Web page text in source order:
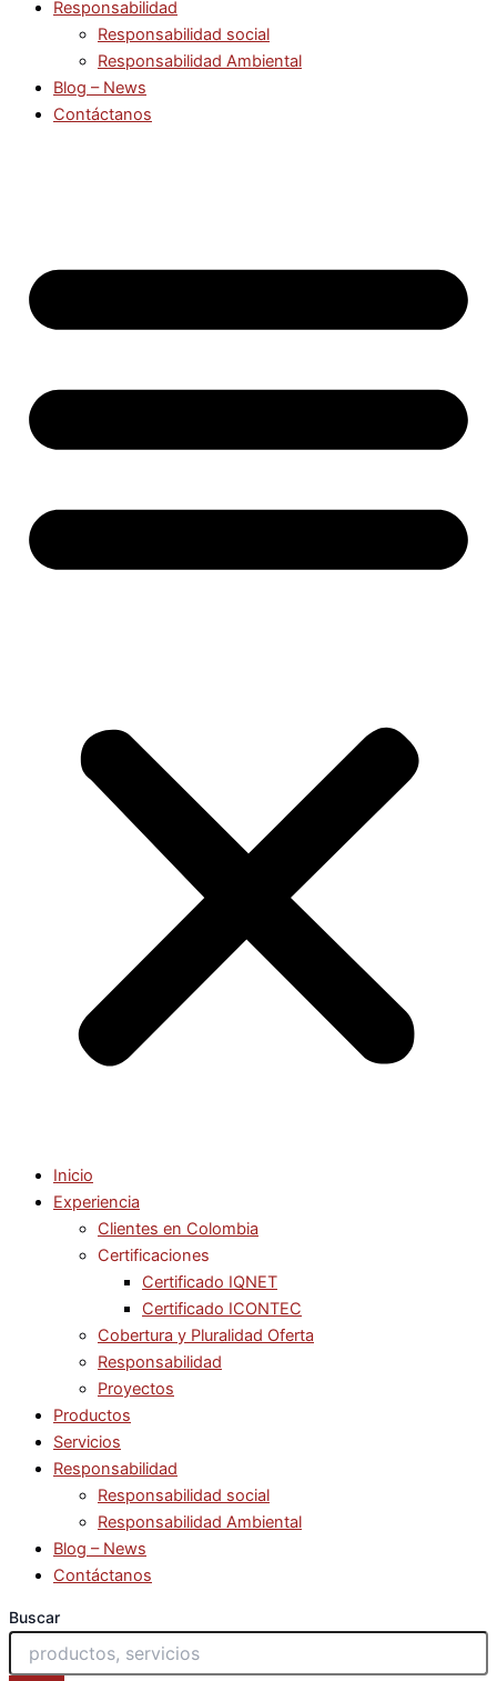
Responsabilidad
Responsabilidad social
Responsabilidad Ambiental
Blog – News
Contáctanos
Inicio
Experiencia
Clientes en Colombia
Certificaciones
Certificado IQNET
Certificado ICONTEC
Cobertura y Pluralidad Oferta
Responsabilidad
Proyectos
Productos
Servicios
Responsabilidad
Responsabilidad social
Responsabilidad Ambiental
Blog – News
Contáctanos
Buscar